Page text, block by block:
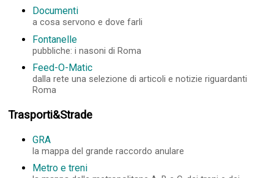
Documenti
a cosa servono e dove farli
Fontanelle
pubbliche: i nasoni di Roma
Feed-O-Matic
dalla rete una selezione di articoli e notizie riguardanti
Roma
Trasporti&Strade
GRA
la mappa del grande raccordo anulare
Metro e treni